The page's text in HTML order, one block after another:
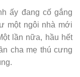
ấy đang cố gắng
một ngôi nhà mới
lần nữa, hầu hết
cha mẹ thú cưng